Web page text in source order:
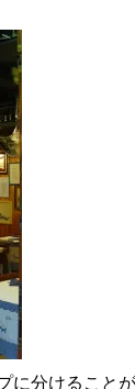
に分けることが